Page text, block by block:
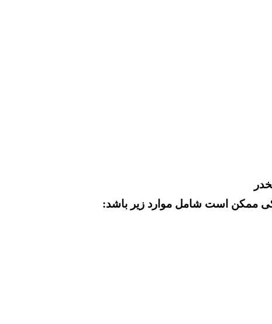
ممکن است شامل موارد زیر باشد: